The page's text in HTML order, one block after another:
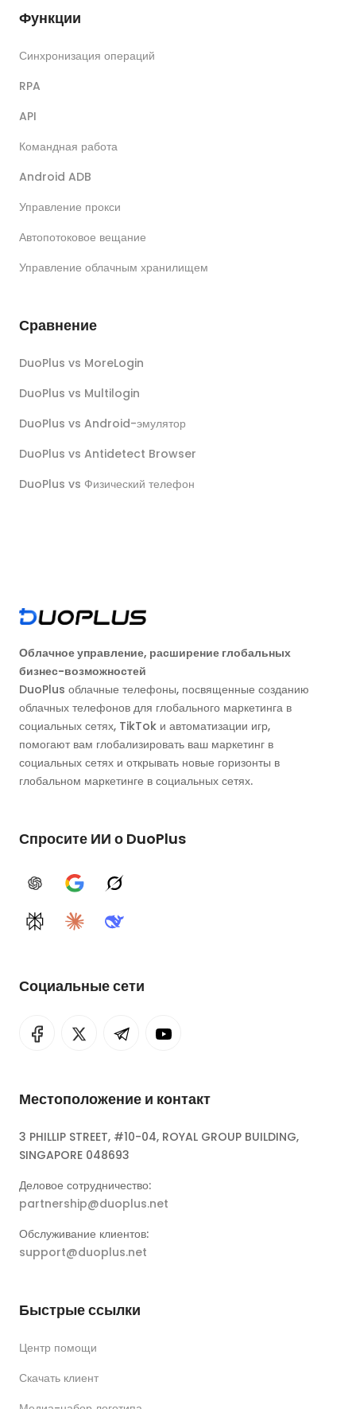
Функции
Синхронизация операций
RPA
API
Командная работа
Android ADB
Управление прокси
Автопотоковое вещание
Управление облачным хранилищем
Сравнение
DuoPlus vs MoreLogin
DuoPlus vs Multilogin
DuoPlus vs Android-эмулятор
DuoPlus vs Antidetect Browser
DuoPlus vs Физический телефон
Облачное управление, расширение глобальных
бизнес-возможностей
DuoPlus облачные телефоны, посвященные созданию
облачных телефонов для глобального маркетинга в
социальных сетях, TikTok и автоматизации игр,
помогают вам глобализировать ваш маркетинг в
социальных сетях и открывать новые горизонты в
глобальном маркетинге в социальных сетях.
Спросите ИИ о DuoPlus
ChatGPTGoogle AIGrok
PerplexityClaudeDeepSeek
Социальные сети
Местоположение и контакт
3 PHILLIP STREET, #10-04, ROYAL GROUP BUILDING,
SINGAPORE 048693
Деловое сотрудничество:
partnership@duoplus.net
Обслуживание клиентов:
support@duoplus.net
Быстрые ссылки
Центр помощи
Скачать клиент